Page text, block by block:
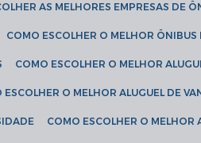
AS MELHORES EMPRESAS DE
COMO ESCOLHER O MELHOR
COMO ESCOLHER O MELHOR
ESCOLHER O MELHOR ALUGUEL DE
COMO ESCOLHER O